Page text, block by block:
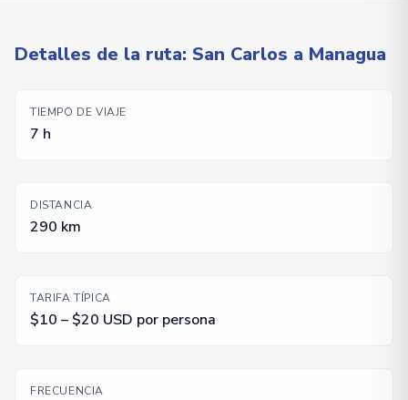
Detalles de la ruta: San Carlos a Managua
TIEMPO DE VIAJE
7 h
DISTANCIA
290 km
TARIFA TÍPICA
$10 – $20 USD por persona
FRECUENCIA